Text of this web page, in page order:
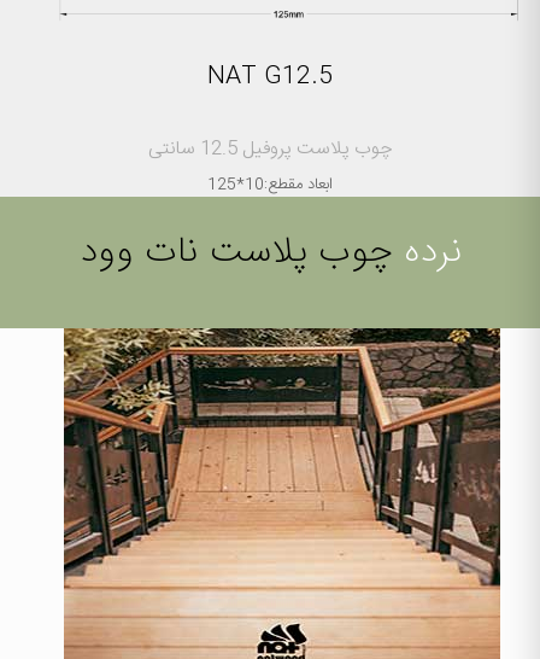
NAT G12.5
چوب پلاست پروفیل 12.5 سانتی
ابعاد مقطع:10*125
نرده چوب پلاست نات وود